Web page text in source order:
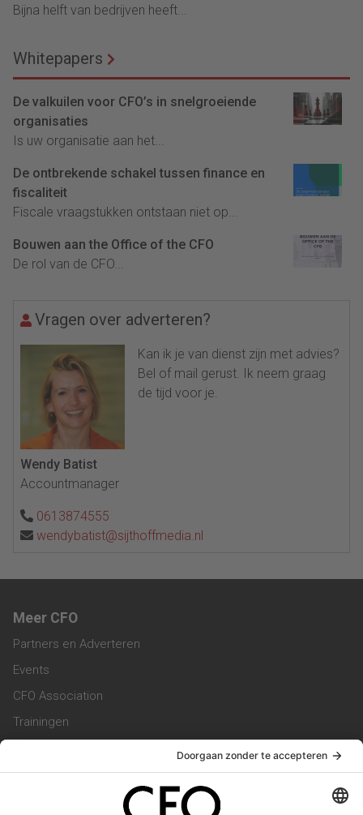
Bijna helft van bedrijven heeft...
Whitepapers
De valkuilen voor CFO’s in snelgroeiende
organisaties
Is uw organisatie aan het...
De ontbrekende schakel tussen finance en
fiscaliteit
Fiscale vraagstukken ontstaan niet op...
Bouwen aan the Office of the CFO
De rol van de CFO...
Vragen over adverteren?
Kan ik je van dienst zijn met advies?
Bel of mail gerust. Ik neem graag
de tijd voor je.
Wendy Batist
Accountmanager
0613874555
wendybatist@sijthoffmedia.nl
Meer CFO
Partners en Adverteren
Events
CFO Association
Trainingen
Vacatures
Service & Contact